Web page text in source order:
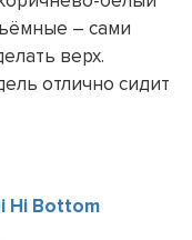
– сами
верх.
отлично сидит
Hi Bottom